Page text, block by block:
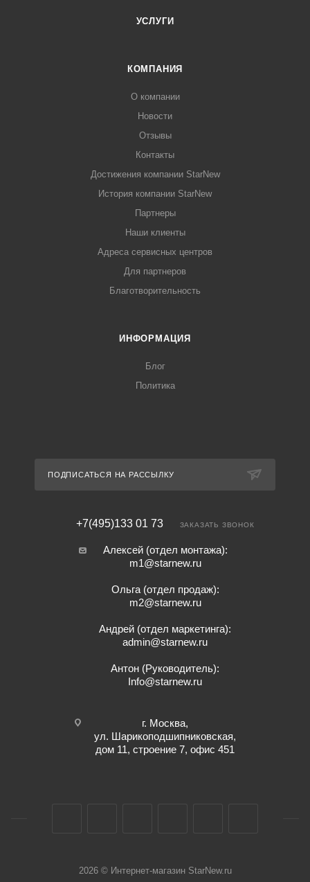
УСЛУГИ
КОМПАНИЯ
О компании
Новости
Отзывы
Контакты
Достижения компании StarNew
История компании StarNew
Партнеры
Наши клиенты
Адреса сервисных центров
Для партнеров
Благотворительность
ИНФОРМАЦИЯ
Блог
Политика
ПОДПИСАТЬСЯ НА РАССЫЛКУ
+7(495)133 01 73 ЗАКАЗАТЬ ЗВОНОК
Алексей (отдел монтажа):
m1@starnew.ru
Ольга (отдел продаж):
m2@starnew.ru
Андрей (отдел маркетинга):
admin@starnew.ru
Антон (Руководитель):
Info@starnew.ru
г. Москва,
ул. Шарикоподшипниковская,
дом 11, строение 7, офис 451
2026 © Интернет-магазин StarNew.ru